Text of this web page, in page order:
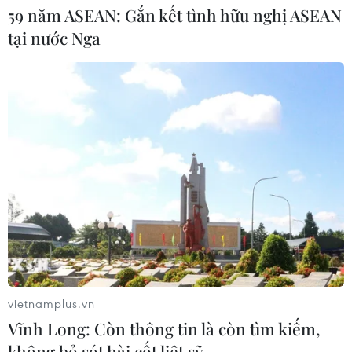
Hạn hán nghiêm trọng đe dọa "huyết
mạch" kinh tế châu Âu
17 giờ ngày 7/8, mở cửa tràn xả mặt
điều tiết hồ chứa thủy điện Lai Châu
Di dời hộ dân bị ảnh hưởng bụi, mùi
khét, tiếng ồn từ Trung tâm Điện lực
Vĩnh Tân
07/08/2026 07:10
59 năm ASEAN: Gắn kết tình hữu nghị ASEAN
tại nước Nga
vietnamplus.vn
Vĩnh Long: Còn thông tin là còn tìm kiếm,